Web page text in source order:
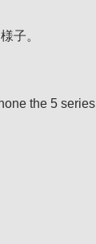
子。
the 5